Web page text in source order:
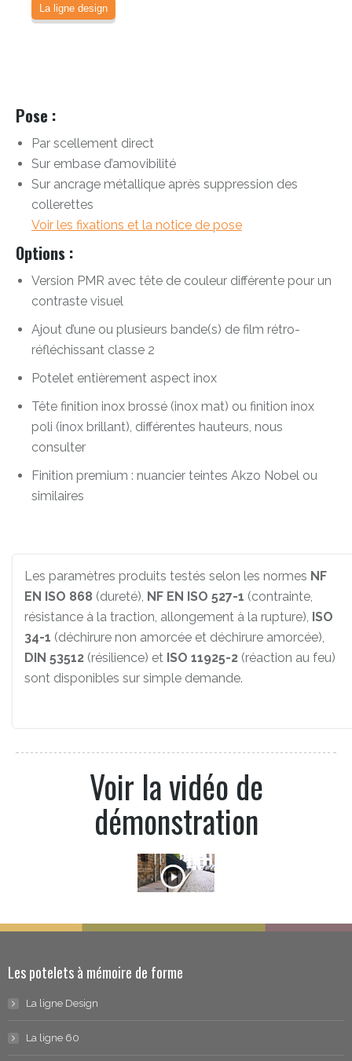
La ligne design
Pose :
Par scellement direct
Sur embase d’amovibilité
Sur ancrage métallique après suppression des
collerettes
Voir les fixations et la notice de pose
Options :
Version PMR avec tête de couleur différente pour un
contraste visuel
Ajout d’une ou plusieurs bande(s) de film rétro-
réfléchissant classe 2
Potelet entièrement aspect inox
Tête finition inox brossé (inox mat) ou finition inox
poli (inox brillant), différentes hauteurs, nous
consulter
Finition premium : nuancier teintes Akzo Nobel ou
similaires
Les paramètres produits testés selon les normes NF
EN ISO 868 (dureté), NF EN ISO 527-1 (contrainte,
résistance à la traction, allongement à la rupture), ISO
34-1 (déchirure non amorcée et déchirure amorcée),
DIN 53512 (résilience) et ISO 11925-2 (réaction au feu)
sont disponibles sur simple demande.
Voir la vidéo de
démonstration
Les potelets à mémoire de forme
La ligne Design
La ligne 60